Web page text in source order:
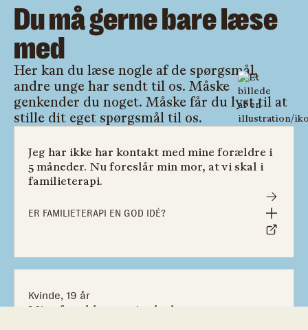
Du må gerne bare læse
med
Her kan du læse nogle af de spørgsmål,
andre unge har sendt til os. Måske
genkender du noget. Måske får du lyst til at
stille dit eget spørgsmål til os.
Jeg har ikke har kontakt med mine forældre i
5 måneder. Nu foreslår min mor, at vi skal i
familieterapi.
ER FAMILIETERAPI EN GOD IDÉ?
Kvinde, 19 år
Mine forældre er mine bedste venner, og